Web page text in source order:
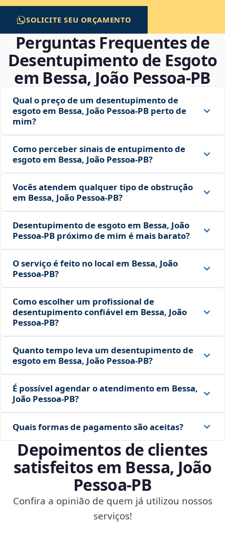
SOLICITE SEU ORÇAMENTO
Perguntas Frequentes de
Desentupimento de Esgoto
em Bessa, João Pessoa‑PB
Qual o preço de um desentupimento de
esgoto em Bessa, João Pessoa‑PB perto de
mim?
Como perceber sinais de entupimento de
esgoto em Bessa, João Pessoa‑PB?
Vocês atendem qualquer tipo de obstrução
em Bessa, João Pessoa‑PB?
Desentupimento de esgoto em Bessa, João
Pessoa‑PB próximo de mim é mais barato?
O serviço é feito no local em Bessa, João
Pessoa‑PB?
Como escolher um profissional de
desentupimento confiável em Bessa, João
Pessoa‑PB?
Quanto tempo leva um desentupimento de
esgoto em Bessa, João Pessoa‑PB?
É possível agendar o atendimento em Bessa,
João Pessoa‑PB?
Quais formas de pagamento são aceitas?
Depoimentos de clientes
satisfeitos em Bessa, João
Pessoa‑PB
Confira a opinião de quem já utilizou nossos
serviços!